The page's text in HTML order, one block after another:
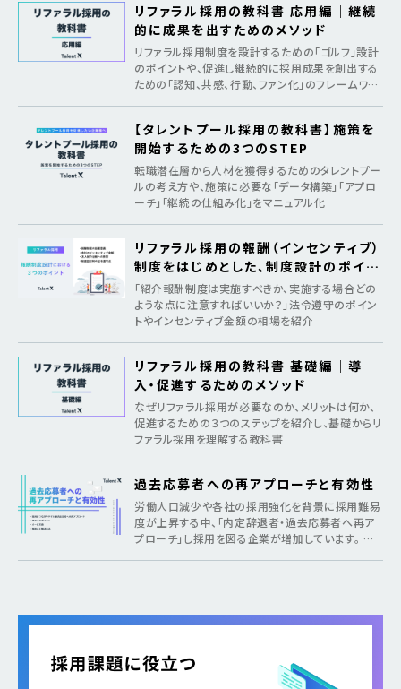
リファラル採用の教科書 応用編｜継続
的に成果を出すためのメソッド
リファラル採用制度を設計するための「ゴルフ」設計
のポイントや、促進し継続的に採用成果を創出する
ための「認知、共感、行動、ファン化」のフレームワー
【タレントプール採用の教科書】施策を
開始するための3つのSTEP
転職潜在層から人材を獲得するためのタレントプー
ルの考え方や、施策に必要な「データ構築」「アプロ
ーチ」「継続の仕組み化」をマニュアル化
リファラル採用の報酬（インセンティブ）
制度をはじめとした、制度設計のポイン
ト
「紹介報酬制度は実施すべきか、実施する場合どの
ような点に注意すればいいか？」法令遵守のポイン
トやインセンティブ金額の相場を紹介
リファラル採用の教科書 基礎編｜導
入・促進するためのメソッド
なぜリファラル採用が必要なのか、メリットは何か、
促進するための３つのステップを紹介し、基礎からリ
ファラル採用を理解する教科書
過去応募者への再アプローチと有効性
労働人口減少や各社の採用強化を背景に採用難易
度が上昇する中、「内定辞退者・過去応募者へ再ア
プローチ」し採用を図る企業が増加しています。 そ